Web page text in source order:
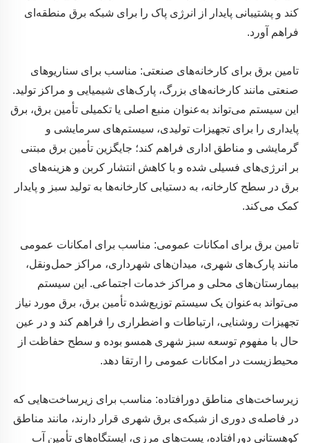
کند و پشتیبانی پایدار از انرژی پاک را برای شبکه برق منطقه‌ای
فراهم آورد.
تامین برق برای کارخانه‌های صنعتی: مناسب برای سناریوهای
صنعتی مانند کارخانه‌های بزرگ، پارک‌های شیمیایی و مراکز تولید.
این سیستم می‌تواند به‌عنوان منبع اصلی یا تکمیلی تأمین برق، برق
پایداری را برای تجهیزات تولیدی، سیستم‌های سرمایشی و
گرمایشی و مناطق اداری فراهم کند؛ جایگزین تأمین برق مبتنی
بر انرژی‌های فسیلی شده و با کاهش انتشار کربن و هزینه‌های
برق در سطح کارخانه، به دستیابی کارخانه‌ها به تولید سبز و پایدار
کمک می‌کند.
تامین برق برای امکانات عمومی: مناسب برای امکانات عمومی
مانند پارک‌های شهری، میدان‌های شهرداری، مراکز حمل‌ونقل،
بیمارستان‌های محلی و مراکز خدمات اجتماعی. این سیستم
می‌تواند به‌عنوان یک سیستم توزیع‌شده تأمین برق، برق مورد نیاز
تجهیزات روشنایی، ارتباطات و اضطراری را فراهم کند و در عین
حال با مفهوم توسعه سبز شهری همسو بوده و سطح حفاظت از
محیط‌زیست در امکانات عمومی را ارتقا دهد.
زیرساخت‌های مناطق دورافتاده: مناسب برای زیرساخت‌هایی که
در فاصله‌ی دوری از شبکه‌ی برق شهری قرار دارند، مانند مناطق
کوهستانی دورافتاده، پست‌های مرزی، ایستگاه‌های تأمین آب